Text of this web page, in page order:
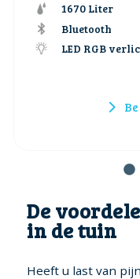
1670 Liter
Bluetooth
LED RGB
De
in de tuin
Heeft u last van